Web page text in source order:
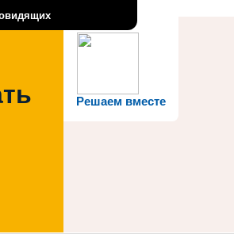
Решаем вместе